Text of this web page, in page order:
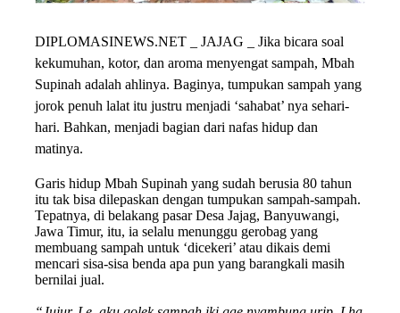
DIPLOMASINEWS.NET _ JAJAG _ Jika bicara soal
kekumuhan, kotor, dan aroma menyengat sampah, Mbah
Supinah adalah ahlinya. Baginya, tumpukan sampah yang
jorok penuh lalat itu justru menjadi ‘sahabat’ nya sehari-
hari. Bahkan, menjadi bagian dari nafas hidup dan
matinya.
Garis hidup Mbah Supinah yang sudah berusia 80 tahun
itu tak bisa dilepaskan dengan tumpukan sampah-sampah.
Tepatnya, di belakang pasar Desa Jajag, Banyuwangi,
Jawa Timur, itu, ia selalu menunggu gerobag yang
membuang sampah untuk ‘dicekeri’ atau dikais demi
mencari sisa-sisa benda apa pun yang barangkali masih
bernilai jual.